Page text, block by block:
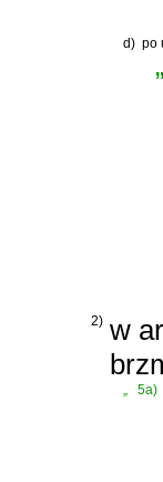
d) po
2) w
„ 5a)